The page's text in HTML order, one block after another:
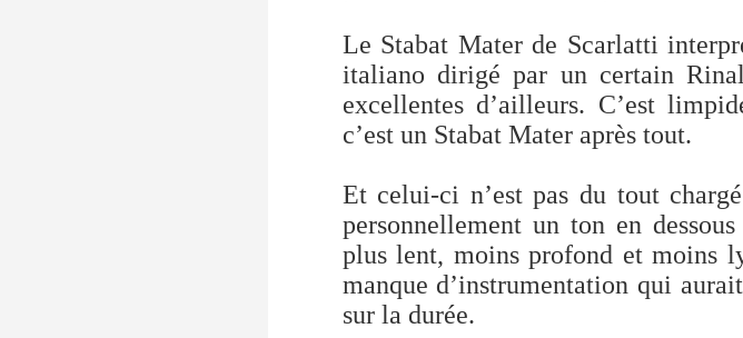
Le Stabat Mater de Scarlatti
italiano dirigé par un certain
excellentes d’ailleurs. C’est
c’est un Stabat Mater après tout.
Et celui-ci n’est pas du tout
personnellement un ton en
plus lent, moins profond et moins
manque d’instrumentation qui
sur la durée.